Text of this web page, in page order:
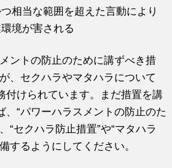
相当な範囲を超えた言動により
境が害される
ントの防止のために講ずべき措
、セクハラやマタハラについて
付けられています。まだ措置を講
、“パワーハラスメントの防止のた
“セクハラ防止措置”や“マタハラ
するようにしてください。